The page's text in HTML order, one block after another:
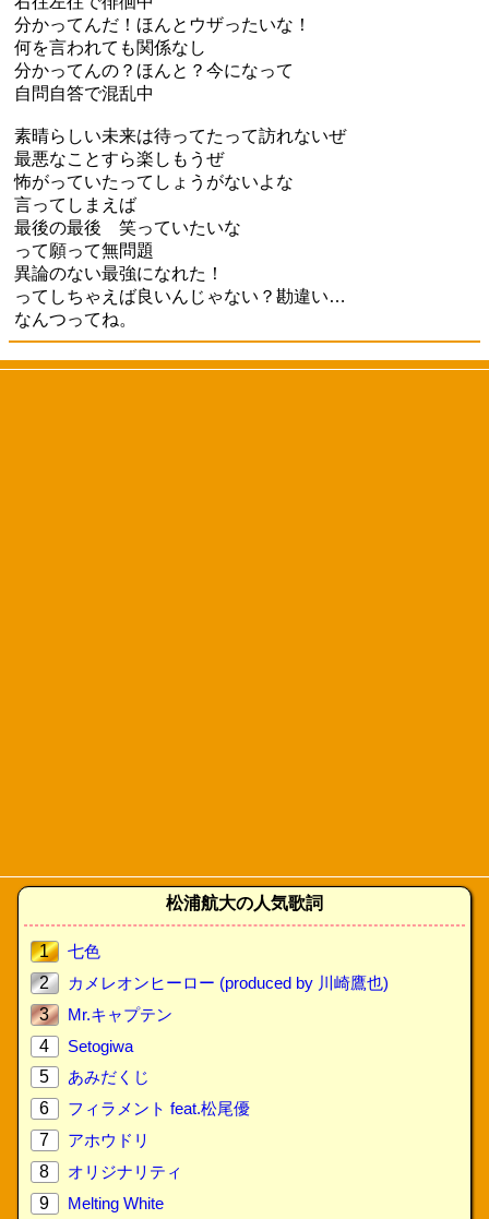
分かってんだ！ほんとウザったいな！
何を言われても関係なし
分かってんの？ほんと？今になって
自問自答で混乱中
素晴らしい未来は待ってたって訪れないぜ
最悪なことすら楽しもうぜ
怖がっていたってしょうがないよな
言ってしまえば
最後の最後 笑っていたいな
って願って無問題
異論のない最強になれた！
ってしちゃえば良いんじゃない？勘違い…
なんつってね。
松浦航大の人気歌詞
1
七色
2
カメレオンヒーロー (produced by 川崎鷹也)
3
Mr.キャプテン
4
Setogiwa
5
あみだくじ
6
フィラメント feat.松尾優
7
アホウドリ
8
オリジナリティ
9
Melting White